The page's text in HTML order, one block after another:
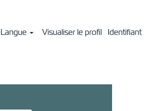
Langue Visualiser le profil Identifiant